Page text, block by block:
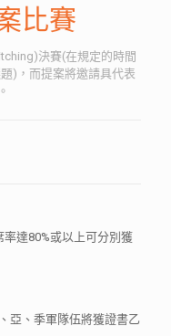
比賽
決賽(在規定的時間
)，而提案將邀請具代表
達80%或以上可分別獲
亞、季軍隊伍將獲證書乙